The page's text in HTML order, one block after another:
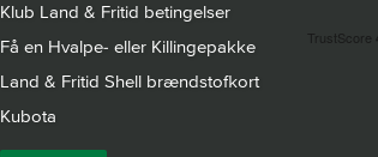
Klub Land & Fritid betingelser
Få en Hvalpe- eller Killingepakke
Land & Fritid Shell brændstofkort
Kubota